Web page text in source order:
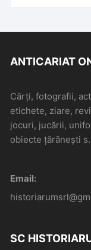
ANTICARIAT
Cărți, fotografii,
etichete, ziare,
jocuri, jucării,
obiecte țărănești
Email:
SC